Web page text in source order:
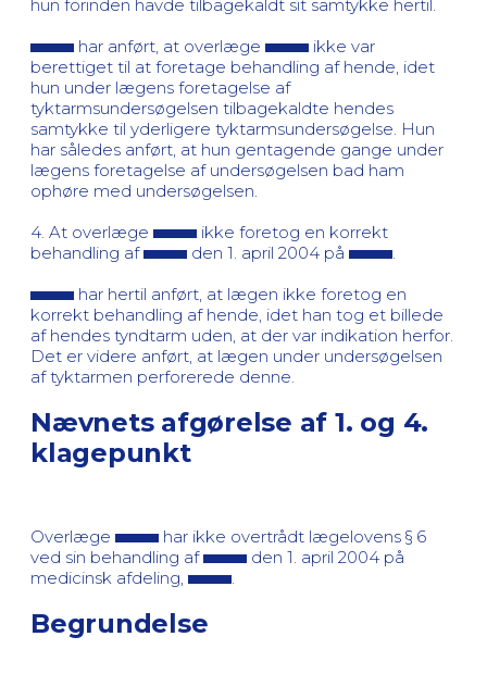
hun forinden havde tilbagekaldt sit samtykke hertil.
har anført, at overlæge
ikke var
berettiget til at foretage behandling af hende, idet
hun under lægens foretagelse af
tyktarmsundersøgelsen tilbagekaldte hendes
samtykke til yderligere tyktarmsundersøgelse. Hun
har således anført, at hun gentagende gange under
lægens foretagelse af undersøgelsen bad ham
ophøre med undersøgelsen.
4. At overlæge
ikke foretog en korrekt
behandling af
den 1. april 2004 på
har hertil anført, at lægen ikke foretog en
korrekt behandling af hende, idet han tog et billede
af hendes tyndtarm uden, at der var indikation herfor.
Det er videre anført, at lægen under undersøgelsen
af tyktarmen perforerede denne.
Nævnets afgørelse af 1. og 4.
klagepunkt
Overlæge
har ikke overtrådt lægelovens § 6
ved sin behandling af
den 1. april 2004 på
medicinsk afdeling,
Begrundelse